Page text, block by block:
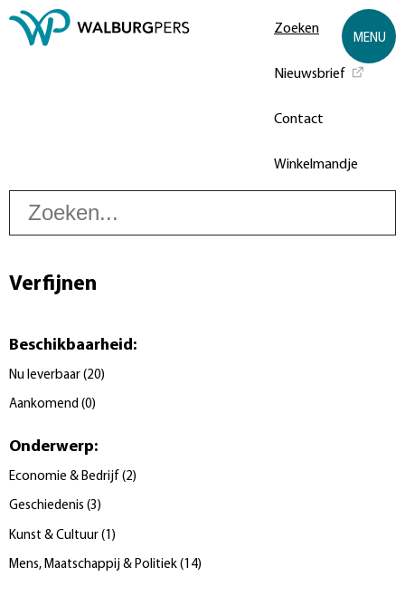
Zoeken
Nieuwsbrief
Contact
Winkelmandje
MENU
Verfijnen
Beschikbaarheid:
Nu leverbaar (20)
Aankomend (0)
Onderwerp:
Economie & Bedrijf (2)
Geschiedenis (3)
Kunst & Cultuur (1 )
Mens, Maatschappij & Politiek (14)